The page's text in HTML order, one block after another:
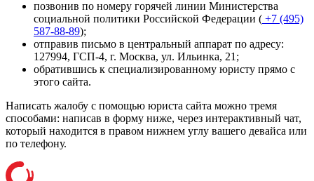
позвонив по номеру горячей линии Министерства
социальной политики Российской Федерации ( +7 (495)
587-88-89);
отправив письмо в центральный аппарат по адресу:
127994, ГСП-4, г. Москва, ул. Ильинка, 21 ;
обратившись к специализированному юристу прямо с
этого сайта.
Написать жалобу с помощью юриста сайта можно тремя
способами: написав в форму ниже, через интерактивный чат,
который находится в правом нижнем углу вашего девайса или
по телефону.